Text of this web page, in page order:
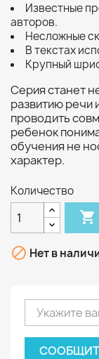
Известные
авторов.
Несложные
В текстах
Крупный
Серия станет
развитию речи
проводить
ребенок
обучения не
характер.
Количество

 Нет в